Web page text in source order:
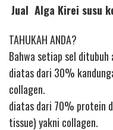
Jual Alga Kirei susu
TAHUKAH ANDA?
Bahwa setiap sel
diatas dari 30%
collagen.
diatas dari 70% protein
tissue) yakni collagen.